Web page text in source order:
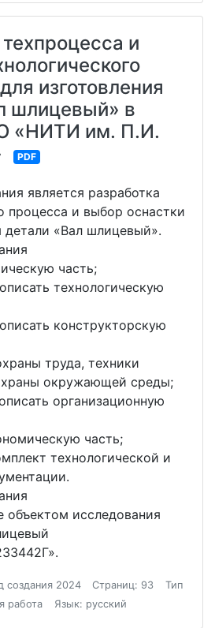
и
изготовления
шлицевый» в
«НИТИ им. П.И.
PDF
является разработка
процесса и выбор оснастки
детали «Вал шлицевый».
часть;
технологическую
конструкторскую
труда, техники
окружающей среды;
организационную
часть;
технологической и
объектом исследования
создания 2024 Страниц: 93
Тип
работа
Язык: русский